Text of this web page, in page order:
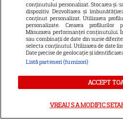
acum
fotbal
mortal!
sunt
conținutului personalizat. Stocarea și/
dispozitiv. Dezvoltarea și
conținut personalizat. Utilizarea
personalizate. Crearea profilurilor
Măsurarea performanței conținutului.
sau combinații de date din surse
selecta conținutul. Utilizarea de date
Date precise de geolocație și
Listă parteneri (furnizori)
ACCEPT
VREAU SA MODIFIC